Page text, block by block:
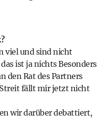
viel und sind nicht
ist ja nichts Besonders
den Rat des Partners
fällt mir jetzt nicht
wir darüber debattiert,